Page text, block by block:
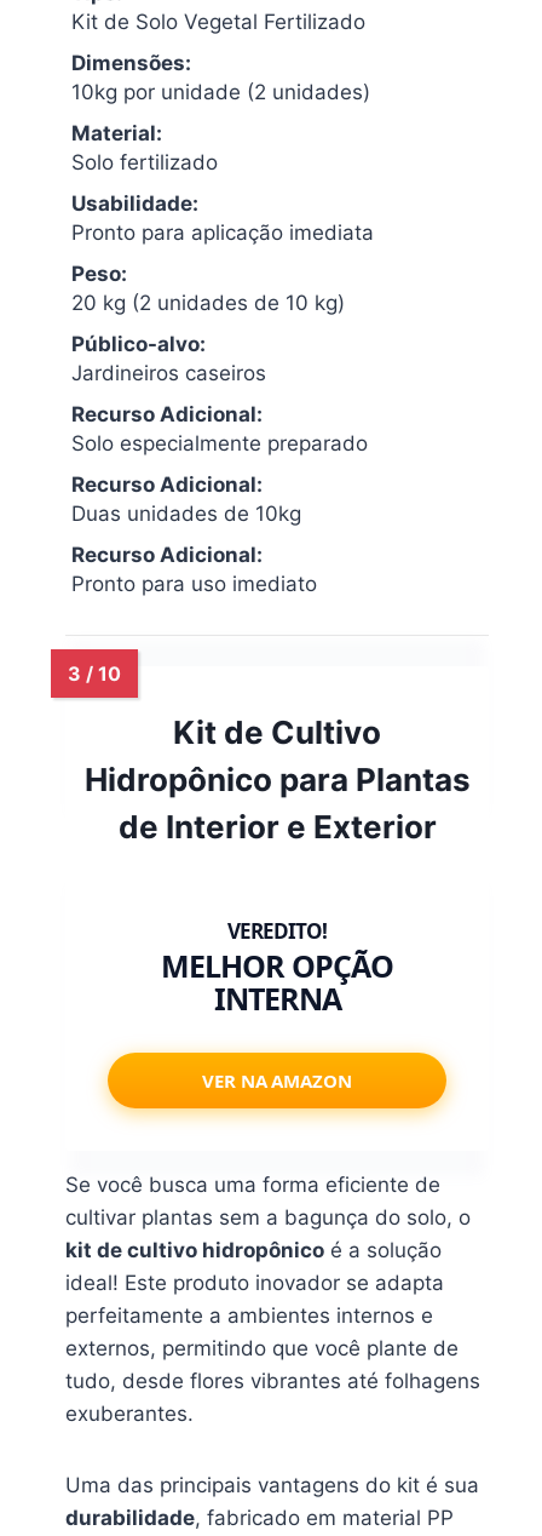
Kit de Solo Vegetal Fertilizado
Dimensões:
10kg por unidade (2 unidades)
Material:
Solo fertilizado
Usabilidade:
Pronto para aplicação imediata
Peso:
20 kg (2 unidades de 10 kg)
Público-alvo:
Jardineiros caseiros
Recurso Adicional:
Solo especialmente preparado
Recurso Adicional:
Duas unidades de 10kg
Recurso Adicional:
Pronto para uso imediato
Kit de Cultivo
Hidropônico para Plantas
de Interior e Exterior
MELHOR OPÇÃO
INTERNA
VER NA AMAZON
Se você busca uma forma eficiente de
cultivar plantas sem a bagunça do solo, o
kit de cultivo hidropônico é a solução
ideal! Este produto inovador se adapta
perfeitamente a ambientes internos e
externos, permitindo que você plante de
tudo, desde flores vibrantes até folhagens
exuberantes.
Uma das principais vantagens do kit é sua
durabilidade, fabricado em material PP